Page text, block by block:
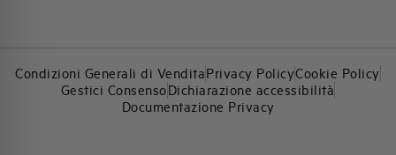
Condizioni Generali di VenditaPrivacy PolicyCookie Policy
Gestici ConsensoDichiarazione accessibilità
Documentazione Privacy